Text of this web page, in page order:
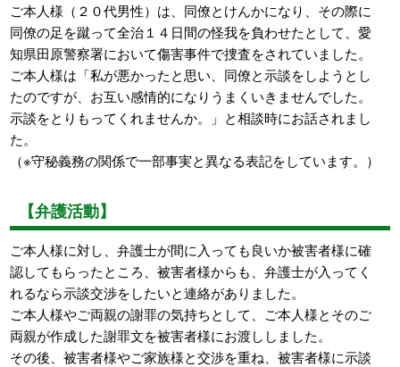
ご本人様（２０代男性）は、同僚とけんかになり、その際に
同僚の足を蹴って全治１４日間の怪我を負わせたとして、愛
知県田原警察署において傷害事件で捜査をされていました。
ご本人様は「私が悪かったと思い、同僚と示談をしようとし
たのですが、お互い感情的になりうまくいきませんでした。
示談をとりもってくれませんか。」と相談時にお話されまし
た。
（※守秘義務の関係で一部事実と異なる表記をしています。）
【弁護活動】
ご本人様に対し、弁護士が間に入っても良いか被害者様に確
認してもらったところ、被害者様からも、弁護士が入ってく
れるなら示談交渉をしたいと連絡がありました。
ご本人様やご両親の謝罪の気持ちとして、ご本人様とそのご
両親が作成した謝罪文を被害者様にお渡ししました。
その後、被害者様やご家族様と交渉を重ね、被害者様に示談